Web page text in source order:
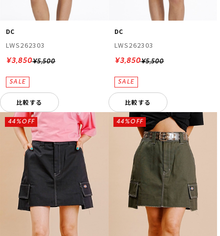
DC
LWS262303
¥5,500
¥3,850
比較する
DC
LWS262303
¥5,500
¥3,850
比較する
44%OFF 44%OFF